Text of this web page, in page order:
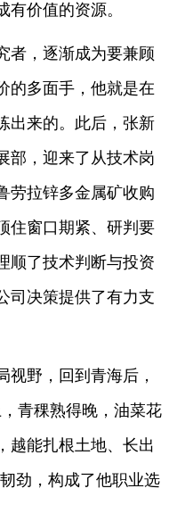
价值的资源。
，逐渐成为要兼顾
的多面手，他就是在
出来的。此后，张新
部，迎来了从技术岗
劳拉锌多金属矿收购
住窗口期紧、研判要
顺了技术判断与投资
司决策提供了有力支
野，回到青海后，
青稞熟得晚，油菜花
越能扎根土地、长出
劲，构成了他职业选